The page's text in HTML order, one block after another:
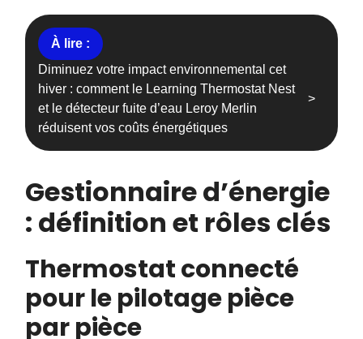
Diminuez votre impact environnemental cet
hiver : comment le Learning Thermostat Nest
et le détecteur fuite d’eau Leroy Merlin
réduisent vos coûts énergétiques
Gestionnaire d’énergie
: définition et rôles clés
Thermostat connecté
pour le pilotage pièce
par pièce